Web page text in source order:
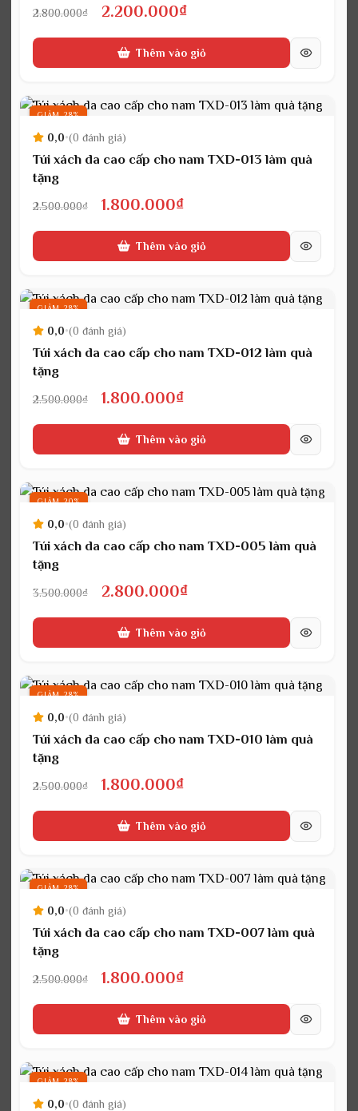
2.800.000₫
Giá
gốc
2.200.000₫Giá
hiện
tại
2.200.000₫.
Thêm vào giỏ
GIẢM 28%
0,0•(0 đánh giá)
Túi xách da cao cấp cho nam TXD-013 làm quà
tặng
2.500.000₫
Giá
gốc
1.800.000₫Giá
hiện
tại
1.800.000₫.
Thêm vào giỏ
GIẢM 28%
0,0•(0 đánh giá)
Túi xách da cao cấp cho nam TXD-012 làm quà
tặng
2.500.000₫
Giá
gốc
1.800.000₫Giá
hiện
tại
1.800.000₫.
Thêm vào giỏ
GIẢM 20%
0,0•(0 đánh giá)
Túi xách da cao cấp cho nam TXD-005 làm quà
tặng
3.500.000₫
Giá
gốc
2.800.000₫Giá
hiện
tại
2.800.000₫.
Thêm vào giỏ
GIẢM 28%
0,0•(0 đánh giá)
Túi xách da cao cấp cho nam TXD-010 làm quà
tặng
2.500.000₫
Giá
gốc
1.800.000₫Giá
hiện
tại
1.800.000₫.
Thêm vào giỏ
GIẢM 28%
0,0•(0 đánh giá)
Túi xách da cao cấp cho nam TXD-007 làm quà
tặng
2.500.000₫
Giá
gốc
1.800.000₫Giá
hiện
tại
1.800.000₫.
Thêm vào giỏ
GIẢM 28%
0,0•(0 đánh giá)